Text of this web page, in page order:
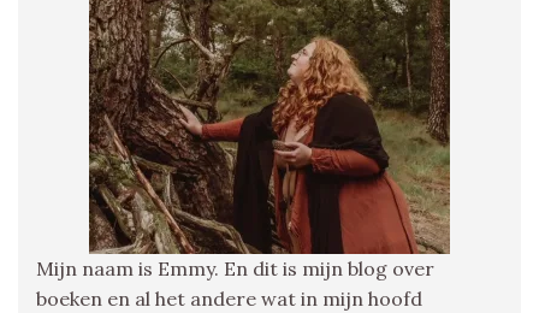
Mijn naam is Emmy. En dit is mijn blog over
boeken en al het andere wat in mijn hoofd